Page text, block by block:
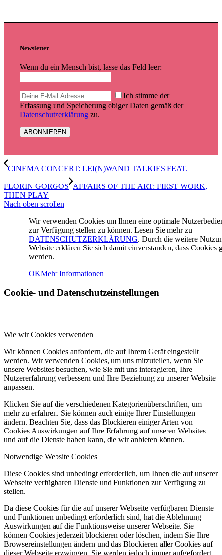
Newsletter
Wenn du ein Mensch bist, lasse das Feld leer:
Ich stimme der
Erfassung und Speicherung obiger Daten gemäß der
Datenschutzerklärung zu.
CINEMA CONCERT: LEI(N)WAND TALKIES FEAT.
FLORIN GORGOS AFFAIRS OF THE ART: FIRST WORK,
THEN PLAY
Nach oben scrollen
Wir verwenden Cookies um Ihnen eine optimale
zur Verfügung stellen zu können. Lesen Sie mehr zu
DATENSCHUTZERKLÄRUNG. Durch die weitere
Website erklären Sie sich damit einverstanden, dass Cookies
werden.
OKMehr Informationen
Cookie- und Datenschutzeinstellungen
Wie wir Cookies verwenden
Wir können Cookies anfordern, die auf Ihrem Gerät eingestellt
werden. Wir verwenden Cookies, um uns mitzuteilen, wenn Sie
unsere Websites besuchen, wie Sie mit uns interagieren, Ihre
Nutzererfahrung verbessern und Ihre Beziehung zu unserer Website
anpassen.
Klicken Sie auf die verschiedenen Kategorienüberschriften, um
mehr zu erfahren. Sie können auch einige Ihrer Einstellungen
ändern. Beachten Sie, dass das Blockieren einiger Arten von
Cookies Auswirkungen auf Ihre Erfahrung auf unseren Websites
und auf die Dienste haben kann, die wir anbieten können.
Notwendige Website Cookies
Diese Cookies sind unbedingt erforderlich, um Ihnen die auf unserer
Webseite verfügbaren Dienste und Funktionen zur Verfügung zu
stellen.
Da diese Cookies für die auf unserer Webseite verfügbaren Dienste
und Funktionen unbedingt erforderlich sind, hat die Ablehnung
Auswirkungen auf die Funktionsweise unserer Webseite. Sie
können Cookies jederzeit blockieren oder löschen, indem Sie Ihre
Browsereinstellungen ändern und das Blockieren aller Cookies auf
dieser Webseite erzwingen. Sie werden jedoch immer aufgefordert,